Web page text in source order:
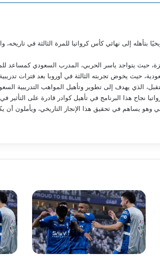
حيث يتواجد ياسر الحربي، المدرب السعودي كمساعد
حيث يخوض تجربته الثالثة في أوروبا بعد فترات
الذي يهدف إلى تطوير وتأهيل المواهب التدريبية
نجاح هذا البرنامج في تأهيل كوادر قادرة على التأثير في
وهو يساهم في تحقيق هذا الإنجاز التاريخي، ويأملون